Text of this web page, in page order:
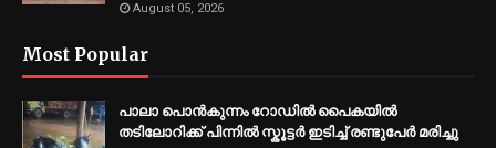
August 05, 2026
Most Popular
പാലാ പൊൻകുന്നം റോഡിൽ പൈകയിൽ
തടിലോറിക്ക് പിന്നിൽ സ്കൂട്ടർ ഇടിച്ച് രണ്ടുപേർ മരിച്ചു